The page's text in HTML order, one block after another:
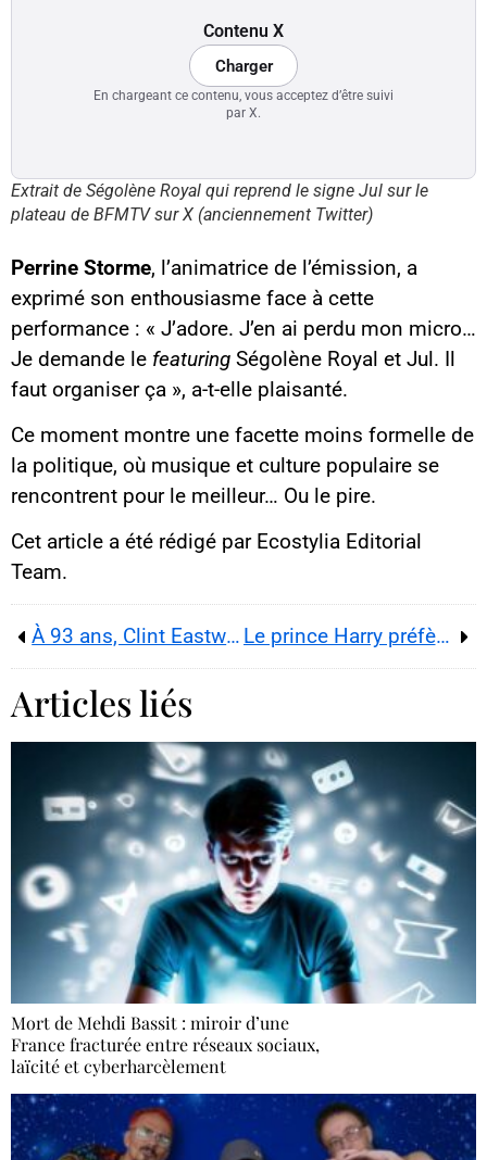
Contenu X
Charger
En chargeant ce contenu, vous acceptez d’être suivi
par X.
Extrait de Ségolène Royal qui reprend le signe Jul sur le
plateau de BFMTV sur X (anciennement Twitter)
Perrine Storme, l’animatrice de l’émission, a
exprimé son enthousiasme face à cette
performance : « J’adore. J’en ai perdu mon micro…
Je demande le featuring Ségolène Royal et Jul. Il
faut organiser ça », a-t-elle plaisanté.
Ce moment montre une facette moins formelle de
la politique, où musique et culture populaire se
rencontrent pour le meilleur… Ou le pire.
Cet article a été rédigé par Ecostylia Editorial
Team.
À 93 ans, Clint Eastwood inquiète lors d’une apparition publique Le prince Harry préfère désormais les États-Unis à sa patrie
Articles liés
Mort de Mehdi Bassit : miroir d’une
France fracturée entre réseaux sociaux,
laïcité et cyberharcèlement